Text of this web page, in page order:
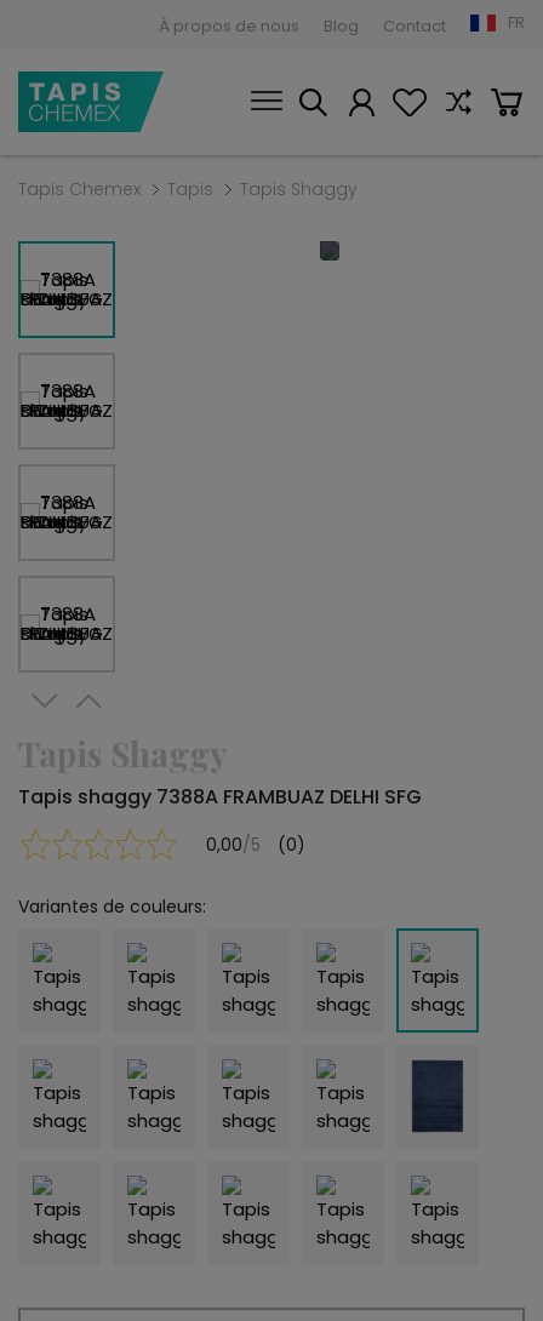
À propos de nous Blog Contact FR
Tapis Chemex Tapis Tapis Shaggy
Tapis Shaggy
Tapis shaggy 7388A FRAMBUAZ DELHI SFG
0,00/5 (0)
Variantes de couleurs: